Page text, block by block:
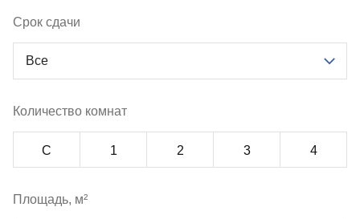
Срок сдачи
Все
Количество комнат
С 1 2 3 4
Площадь, м²